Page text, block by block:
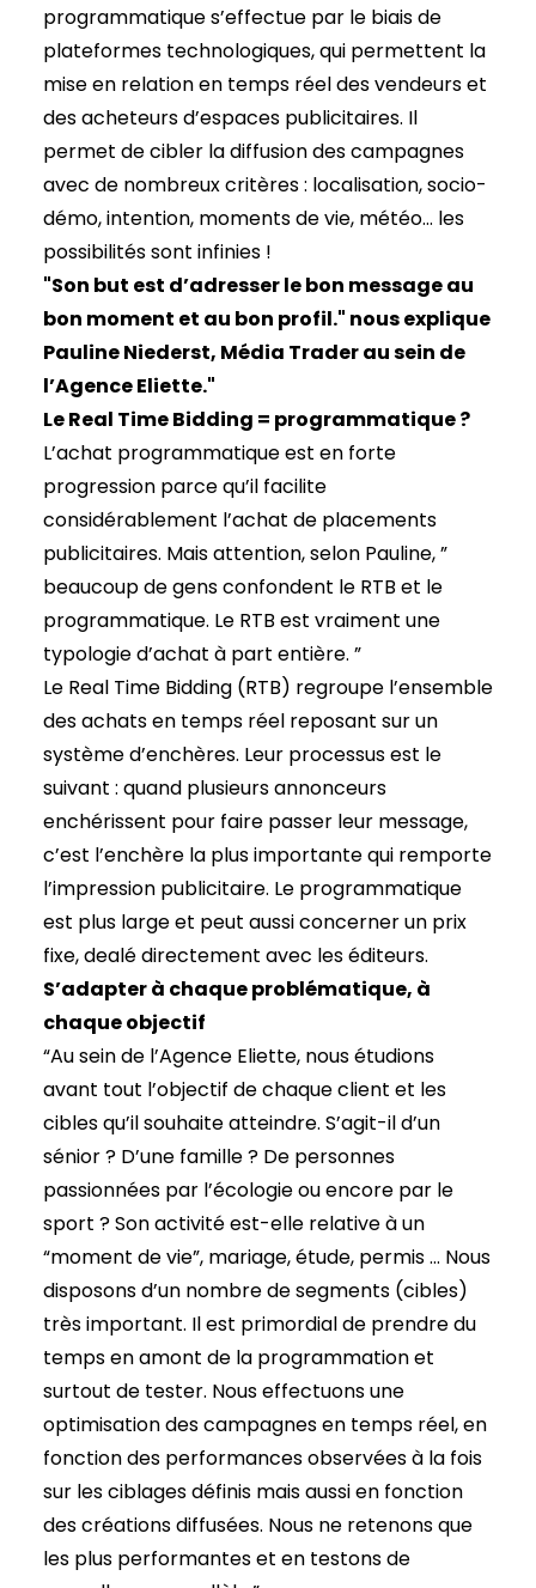
programmatique s’effectue par le biais de
plateformes technologiques, qui permettent la
mise en relation en temps réel des vendeurs et
des acheteurs d’espaces publicitaires. Il
permet de cibler la diffusion des campagnes
avec de nombreux critères : localisation, socio-
démo, intention, moments de vie, météo… les
possibilités sont infinies !
"Son but est d’adresser le bon message au
bon moment et au bon profil." nous explique
Pauline Niederst, Média Trader au sein de
l’Agence Eliette."
Le Real Time Bidding = programmatique ?
L’achat programmatique est en forte
progression parce qu’il facilite
considérablement l’achat de placements
publicitaires. Mais attention, selon Pauline, ”
beaucoup de gens confondent le RTB et le
programmatique. Le RTB est vraiment une
typologie d’achat à part entière. ”
Le Real Time Bidding (RTB) regroupe l’ensemble
des achats en temps réel reposant sur un
système d’enchères. Leur processus est le
suivant : quand plusieurs annonceurs
enchérissent pour faire passer leur message,
c’est l’enchère la plus importante qui remporte
l’impression publicitaire. Le programmatique
est plus large et peut aussi concerner un prix
fixe, dealé directement avec les éditeurs.
S’adapter à chaque problématique, à
chaque objectif
“Au sein de l’Agence Eliette, nous étudions
avant tout l’objectif de chaque client et les
cibles qu’il souhaite atteindre. S’agit-il d’un
sénior ? D’une famille ? De personnes
passionnées par l’écologie ou encore par le
sport ? Son activité est-elle relative à un
“moment de vie”, mariage, étude, permis … Nous
disposons d’un nombre de segments (cibles)
très important. Il est primordial de prendre du
temps en amont de la programmation et
surtout de tester. Nous effectuons une
optimisation des campagnes en temps réel, en
fonction des performances observées à la fois
sur les ciblages définis mais aussi en fonction
des créations diffusées. Nous ne retenons que
les plus performantes et en testons de